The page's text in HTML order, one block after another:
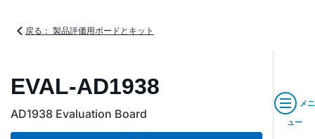
戻る： 製品評価用ボードとキット
EVAL-AD1938
AD1938 Evaluation Board
メニ
ュー